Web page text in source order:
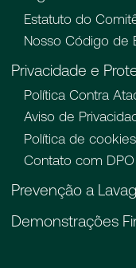
Estatuto do
Nosso Código de
Privacidade e
Política Contra
Aviso de
Política de cookies
Contato com DPO
Prevenção a
Demonstrações